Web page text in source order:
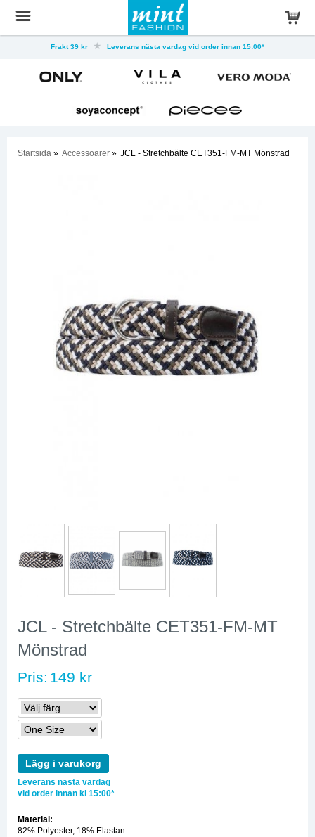
Frakt 39 kr Leverans nästa vardag vid order innan 15:00*
Startsida » Accessoarer » JCL - Stretchbälte CET351-FM-MT Mönstrad
JCL - Stretchbälte CET351-FM-MT
Mönstrad
Pris: 149 kr
Lägg i varukorg
Leverans nästa vardag
vid order innan kl 15:00*
Material:
82% Polyester, 18% Elastan